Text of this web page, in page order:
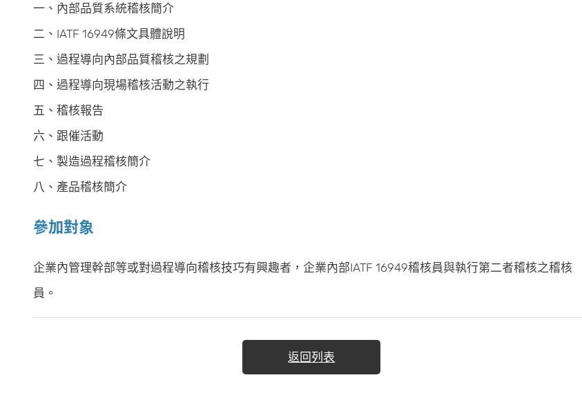
一、內部品質系統稽核簡介
二、IATF 16949條文具體說明
三、過程導向內部品質稽核之規劃
四、過程導向現場稽核活動之執行
五、稽核報告
六、跟催活動
七、製造過程稽核簡介
八、產品稽核簡介
參加對象
企業內管理幹部等或對過程導向稽核技巧有興趣者，企業內部IATF 16949稽核員與執行第二者稽核之稽核
員。
返回列表